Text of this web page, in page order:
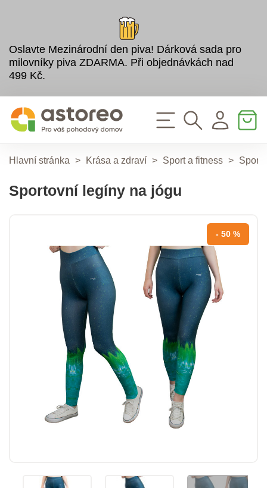
Oslavte Mezinárodní den piva! Dárková sada pro
milovníky piva ZDARMA. Při objednávkách nad
499 Kč.
Hlavní stránka > Krása a zdraví > Sport a fitness >
Sportovní legíny na jógu
- 50 %